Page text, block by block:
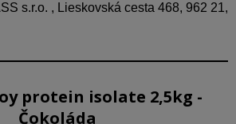
s.r.o. , Lieskovská cesta 468, 962 21,
protein isolate 2,5kg -
Čokoláda